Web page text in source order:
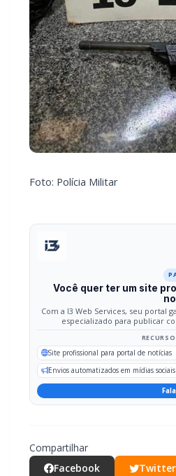
Foto: Polícia Militar
Você quer ter um site
Com a I3 Web Services, seu portal
especializado para publicar
Site profissional para portal de notícias
Envios automatizados em mídias sociais
Compartilhar
Facebook
Twitter